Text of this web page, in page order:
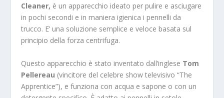
Cleaner, è un apparecchio ideato per pulire e asciugare
in pochi secondi e in maniera igienica i pennelli da
trucco. E’ una soluzione semplice e veloce basata sul
principio della forza centrifuga.
Questo apparecchio è stato inventato dall’inglese Tom
Pellereau (vincitore del celebre show televisivo “The
Apprentice”), e funziona con acqua e sapone o con un